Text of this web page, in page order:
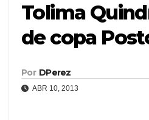
Tolima
de copa
Por DPerez
ABR 10, 2013